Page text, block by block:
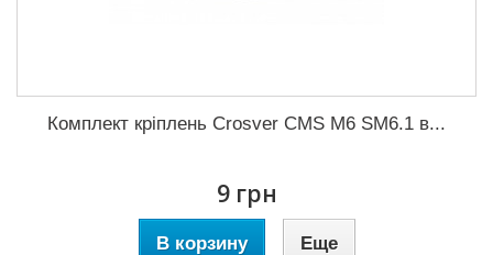
Комплект кріплень Crosver CMS M6 SM6.1 в...
9 грн
В корзину Еще